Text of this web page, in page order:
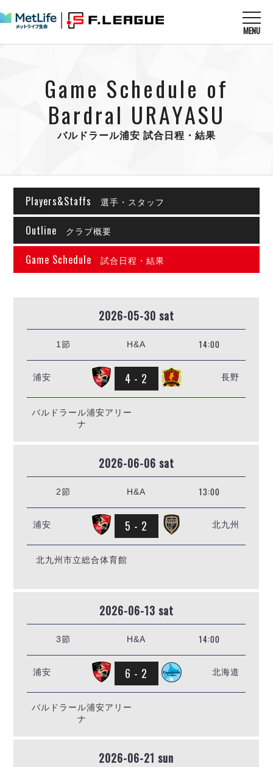
MENU
すべてのニュース
リーグ戦
リーグカップ
Ｆチャレンジリーグ
チケット
メディア情報
フットサル日本代表
その他
試合を観る MATCHES
メットライフ生命Ｆ１リーグ
戦績表
警告・退場・出場停止選手
個人ランキング｜ゴール
個人ランキング｜シュート
個人ランキング｜シュート成功率
メットライフ生命Ｆ２リーグ
順位表
戦績表
警告・退場・出場停止選手
個人ランキング｜ゴール
個人ランキング｜シュート
個人ランキング｜第2PK
メットライフ生命Ｆリーグカップ 2026
試合日程・結果
アリーナ情報
クラブを知る CLUB
メットライフ生命Ｆ１リーグ
エスポラーダ北海道
バルドラール浦安
フウガドールすみだ
しながわシティ
立川アスレティックFC
名古屋オーシャンズ
ボルクバレット北九州
メットライフ生命Ｆ２リーグ
Y．S．C．C．横浜
ヴィンセドール白山
アグレミーナ浜松
デウソン神戸
ポルセイド浜田
チケットを買う
アリーナ情報 ARENA
リーグ概要 ABOUT US
日本フットサルリーグについて
大会概要
リーグ要項
アリーナ観戦マナー&ルール
ARCHIVE
過去の試合記録
ディビジョン1 試合記録
ディビジョン2 試合記録
Ｆリーグカップ 試合記録
ハットトリック
選手の通算記録（Ｆ１）
フウガドールすみだ
しながわシティ
立川アスレティックFC
ペスカドーラ町田
湘南ベルマーレ
ボアルース長野
名古屋オーシャンズ
シュライカー大阪
プロジェクト PROJECT
DIVISION
DIVISION02
FOLLOW US!
Game Schedule of
Bardral URAYASU
バルドラール浦安 試合日程・結果
Players&Staffs 選手・スタッフ
Outline クラブ概要
Game Schedule 試合日程・結果
2026-05-30 sat
1節 H&A 14:00
浦安 4 - 2 長野
バルドラール浦安アリー
ナ
2026-06-06 sat
2節 H&A 13:00
浦安 5 - 2 北九州
北九州市立総合体育館
2026-06-13 sat
3節 H&A 14:00
浦安 6 - 2 北海道
バルドラール浦安アリー
ナ
2026-06-21 sun